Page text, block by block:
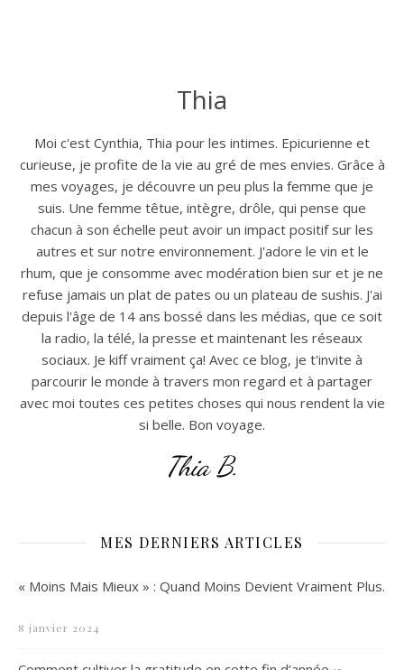
Thia
Moi c'est Cynthia, Thia pour les intimes. Epicurienne et
curieuse, je profite de la vie au gré de mes envies. Grâce à
mes voyages, je découvre un peu plus la femme que je
suis. Une femme têtue, intègre, drôle, qui pense que
chacun à son échelle peut avoir un impact positif sur les
autres et sur notre environnement. J'adore le vin et le
rhum, que je consomme avec modération bien sur et je ne
refuse jamais un plat de pates ou un plateau de sushis. J'ai
depuis l'âge de 14 ans bossé dans les médias, que ce soit
la radio, la télé, la presse et maintenant les réseaux
sociaux. Je kiff vraiment ça! Avec ce blog, je t'invite à
parcourir le monde à travers mon regard et à partager
avec moi toutes ces petites choses qui nous rendent la vie
si belle. Bon voyage.
Thia B.
MES DERNIERS ARTICLES
« Moins Mais Mieux » : Quand Moins Devient Vraiment Plus.
8 janvier 2024